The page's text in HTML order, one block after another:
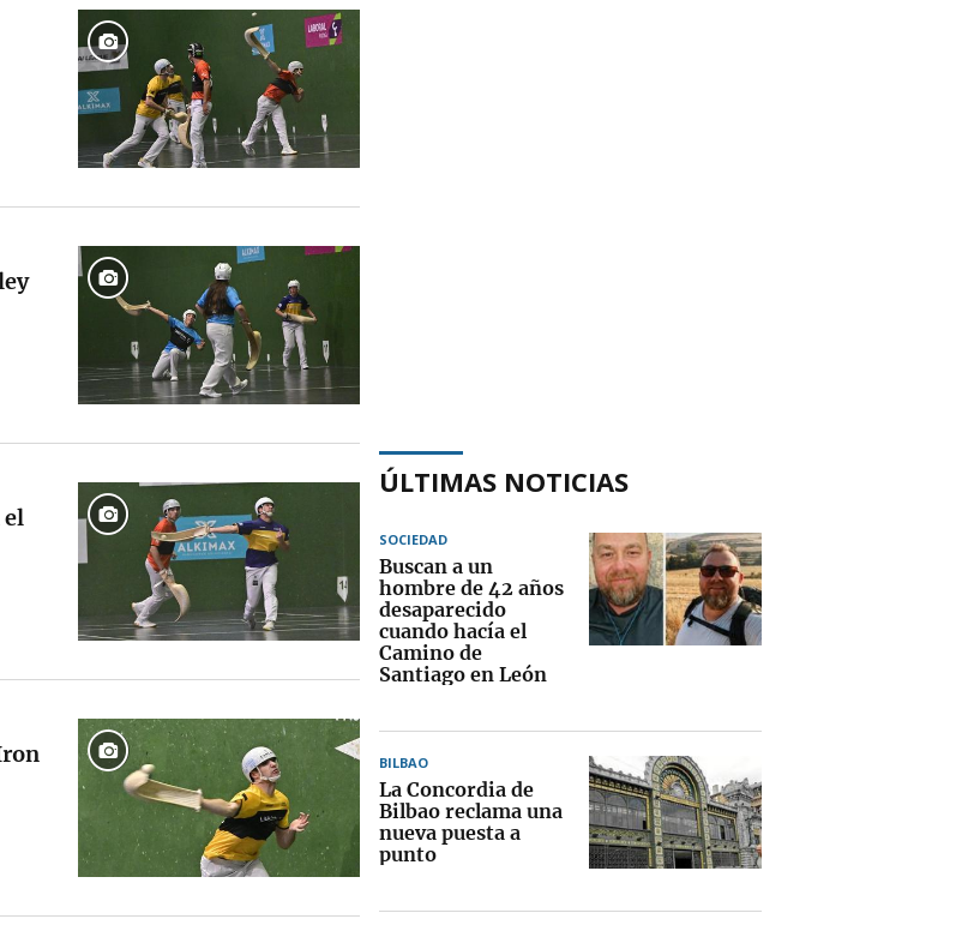
el
ÚLTIMAS NOTICIAS
SOCIEDAD
Buscan a un
hombre de 42 años
desaparecido
cuando hacía el
Camino de
Santiago en León
BILBAO
La Concordia de
Bilbao reclama una
nueva puesta a
punto